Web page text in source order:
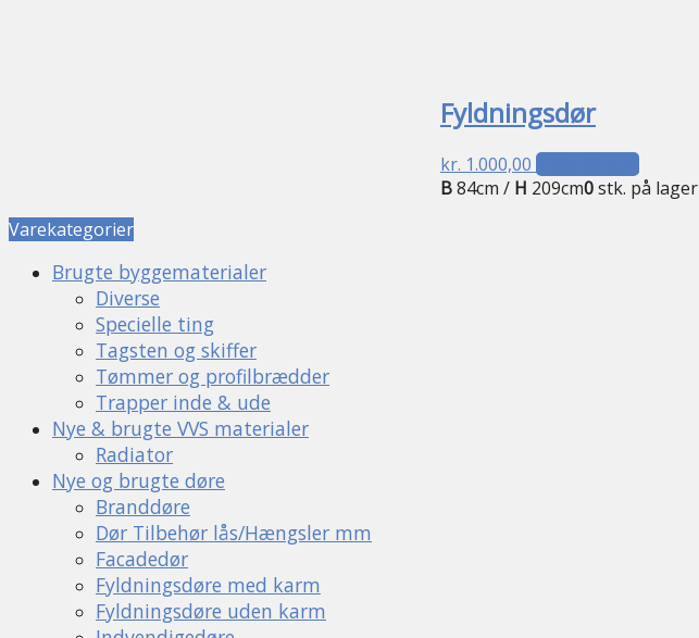
Fyldningsdør
kr. 1.000,00 Tilføj til kurv
B84cm / H 209cm0stk. på lager
Varekategorier
Brugte byggematerialer
Diverse
Specielle ting
Tagsten og skiffer
Tømmer og profilbrædder
Trapper inde & ude
Nye & brugte VVS materialer
Radiator
Nye og brugte døre
Branddøre
Dør Tilbehør lås/Hængsler mm
Facadedør
Fyldningsdøre med karm
Fyldningsdøre uden karm